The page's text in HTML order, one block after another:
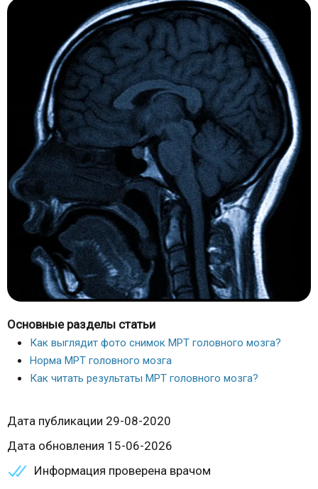
Основные разделы статьи
Как выглядит фото снимок МРТ головного мозга?
Норма МРТ головного мозга
Как читать результаты МРТ головного мозга?
Дата публикации 29-08-2020
Дата обновления 15-06-2026
Информация проверена врачом